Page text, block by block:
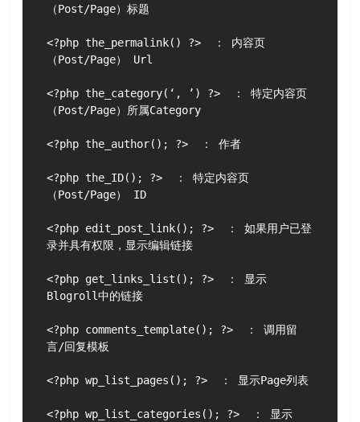
（Post/Page）标题
<?php the_permalink() ?>  ： 内容页
（Post/Page） Url
<?php the_category(‘, ’) ?>  ： 特定内容页
（Post/Page）所属Category
<?php the_author(); ?>  ： 作者
<?php the_ID(); ?>  ： 特定内容页
（Post/Page） ID
<?php edit_post_link(); ?>  ： 如果用户已登
录并具有权限，显示编辑链接
<?php get_links_list(); ?>  ： 显示
Blogroll中的链接
<?php comments_template(); ?>  ： 调用留
言/回复模板
<?php wp_list_pages(); ?>  ： 显示Page列表
<?php wp_list_categories(); ?>  ： 显示